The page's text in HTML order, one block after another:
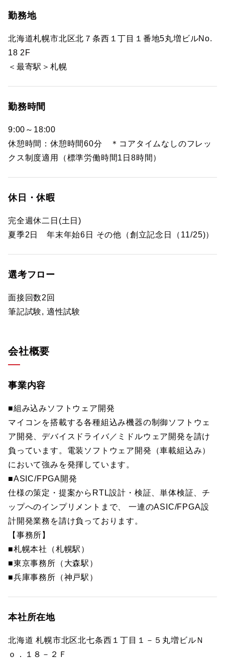
勤務地
北海道札幌市北区北７条西１丁目１番地5丸増ビルNo.
18 2F
＜最寄駅＞札幌
勤務時間
9:00～18:00
休憩時間：休憩時間60分 ＊コアタイムなしのフレッ
クス制度適用（標準労働時間1日8時間）
休日・休暇
完全週休二日(土日)
夏季2日 年末年始6日 その他（創立記念日（11/25)）
選考フロー
面接回数2回
筆記試験, 適性試験
会社概要
事業内容
■組み込みソフトウェア開発
マイコンを搭載する各種組込み機器の制御ソフトウェ
ア開発、デバイスドライバ／ミドルウェア開発を請け
負っています。電装ソフトウェア開発（車載組込み）
において強みを発揮しています。
■ASIC/FPGA開発
仕様の策定・提案からRTL設計・検証、単体検証、チ
ップへのインプリメントまで、 一連のASIC/FPGA設
計開発業務を請け負っております。
【事務所】
■札幌本社（札幌駅）
■東京事務所（大森駅）
■兵庫事務所（神戸駅）
本社所在地
北海道 札幌市北区北七条西１丁目１－５丸増ビルＮ
ｏ．１８－２Ｆ